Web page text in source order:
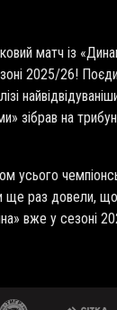
матч із
2025/26!
зібрав на
усього
ще раз довели, що
вже у сезоні